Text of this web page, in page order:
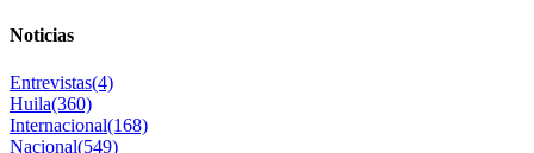
Noticias
Entrevistas(4)
Huila(360)
Internacional(168)
Nacional(549)